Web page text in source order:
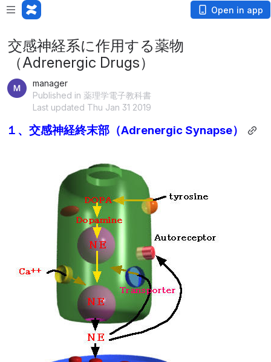
Open in app
交感神経系に作用する薬物
（Adrenergic Drugs）
manager
Published in 薬理学電子教科書
Last updated Thu Jan 31 2019
１、交感神経終末部（Adrenergic Synapse）